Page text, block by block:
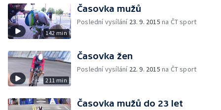
142 min
Časovka mužů
Poslední vysílání 23. 9. 2015 na ČT sport
211 min
Časovka žen
Poslední vysílání 22. 9. 2015 na ČT sport
Časovka mužů do 23 let